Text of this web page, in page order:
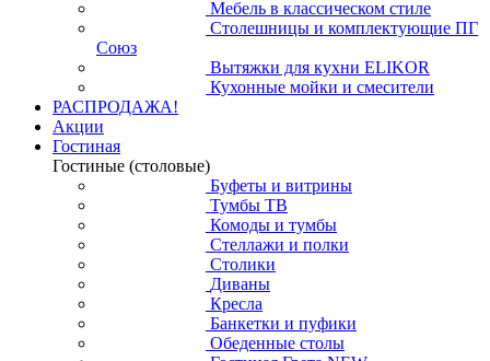
Мебель в классическом стиле
Столешницы и комплектующие ПГ
Союз
Вытяжки для кухни ELIKOR
Кухонные мойки и смесители
РАСПРОДАЖА!
Акции
Гостиная
Гостиные (столовые)
Буфеты и витрины
Тумбы ТВ
Комоды и тумбы
Стеллажи и полки
Столики
Диваны
Кресла
Банкетки и пуфики
Обеденные столы